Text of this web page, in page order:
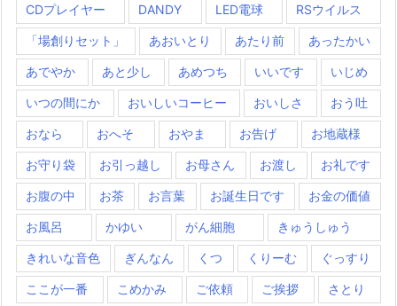
CDプレイヤー DANDY LED電球 RSウイルス
「場創りセット」 あおいとり あたり前 あったかい
あでやか あと少し あめつち いいです いじめ
いつの間にか おいしいコーヒー おいしさ おう吐
おなら おへそ おやま お告げ お地蔵様
お守り袋 お引っ越し お母さん お渡し お礼です
お腹の中 お茶 お言葉 お誕生日です お金の価値
お風呂 かゆい がん細胞 きゅうしゅう
きれいな音色 ぎんなん くつ くりーむ ぐっすり
ここが一番 こめかみ ご依頼 ご挨拶 さとり